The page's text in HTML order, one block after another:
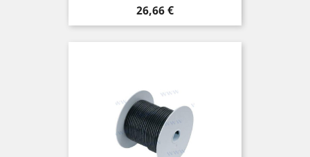
Prix
26,66 €